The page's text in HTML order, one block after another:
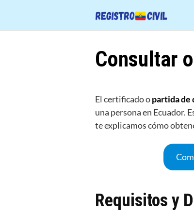
contenido
Consultar
El certificado opartida de
una persona en Ecuador.
te explicamos cómo
Requisitos y